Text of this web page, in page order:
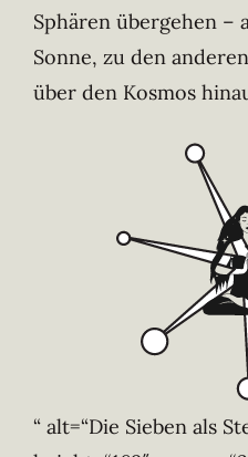
Sphären übergehen –
Sonne, zu den
über den Kosmos
“ alt=“Die Sieben als